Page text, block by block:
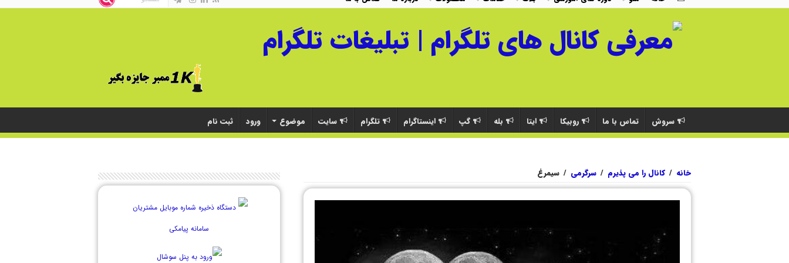
سروش تماس با ما روبیکا ایتا بله گپ اینستاگرام تلگرام سایت موضوع ورود ثبت نام
خانه / کانال را می پذیرم / سرگرمی / سیمرغ